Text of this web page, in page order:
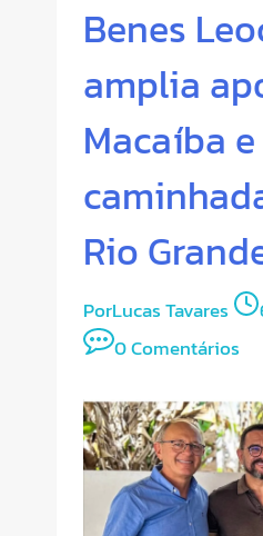
Benes
amplia
Macaíba
Rio
PorLucas Tavares
0 Comentários